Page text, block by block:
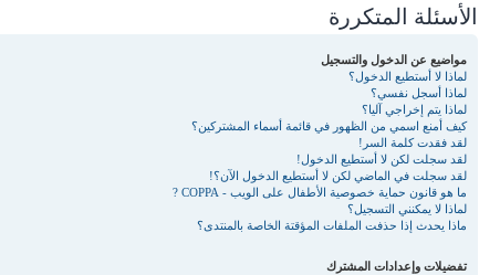
الأسئلة المتكررة
مواضيع عن الدخول والتسجيل
لماذا لا أستطيع الدخول؟
لماذا أسجل نفسي؟
لماذا يتم إخراجي آليا؟
كيف أمنع اسمي من الظهور في قائمة أسماء المشتركين؟
لقد فقدت كلمة السر!
لقد سجلت لكن لا أستطيع الدخول!
لقد سجلت في الماضي لكن لا أستطيع الدخول الآن؟!
ما هو قانون حماية خصوصية الأطفال على الويب - COPPA ?
لماذا لا يمكنني التسجيل؟
ماذا يحدث إذا حذفت الملفات المؤقتة الخاصة بالمنتدى؟
تفضيلات وإعدادات المشترك